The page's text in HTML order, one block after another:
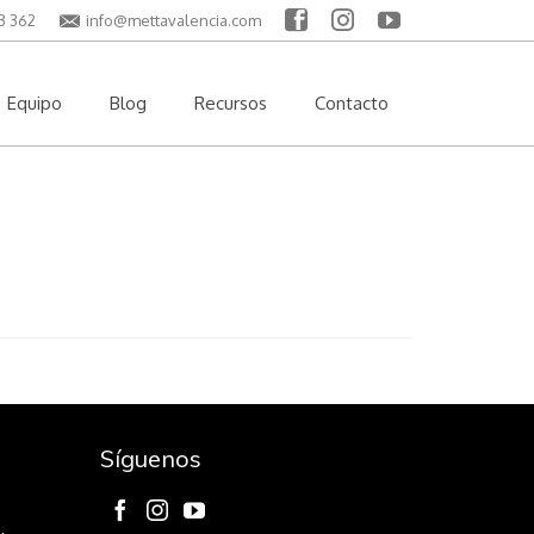
362 info@mettavalencia.com
Equipo Blog Recursos Contacto
Síguenos